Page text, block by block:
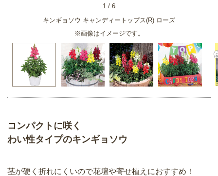
キンギョソウ キャンディートップス(R) ローズ
※画像はイメージです。
1 / 6
コンパクトに咲く
わい性タイプのキンギョソウ
茎が硬く折れにくいので花壇や寄せ植えにおすすめ！